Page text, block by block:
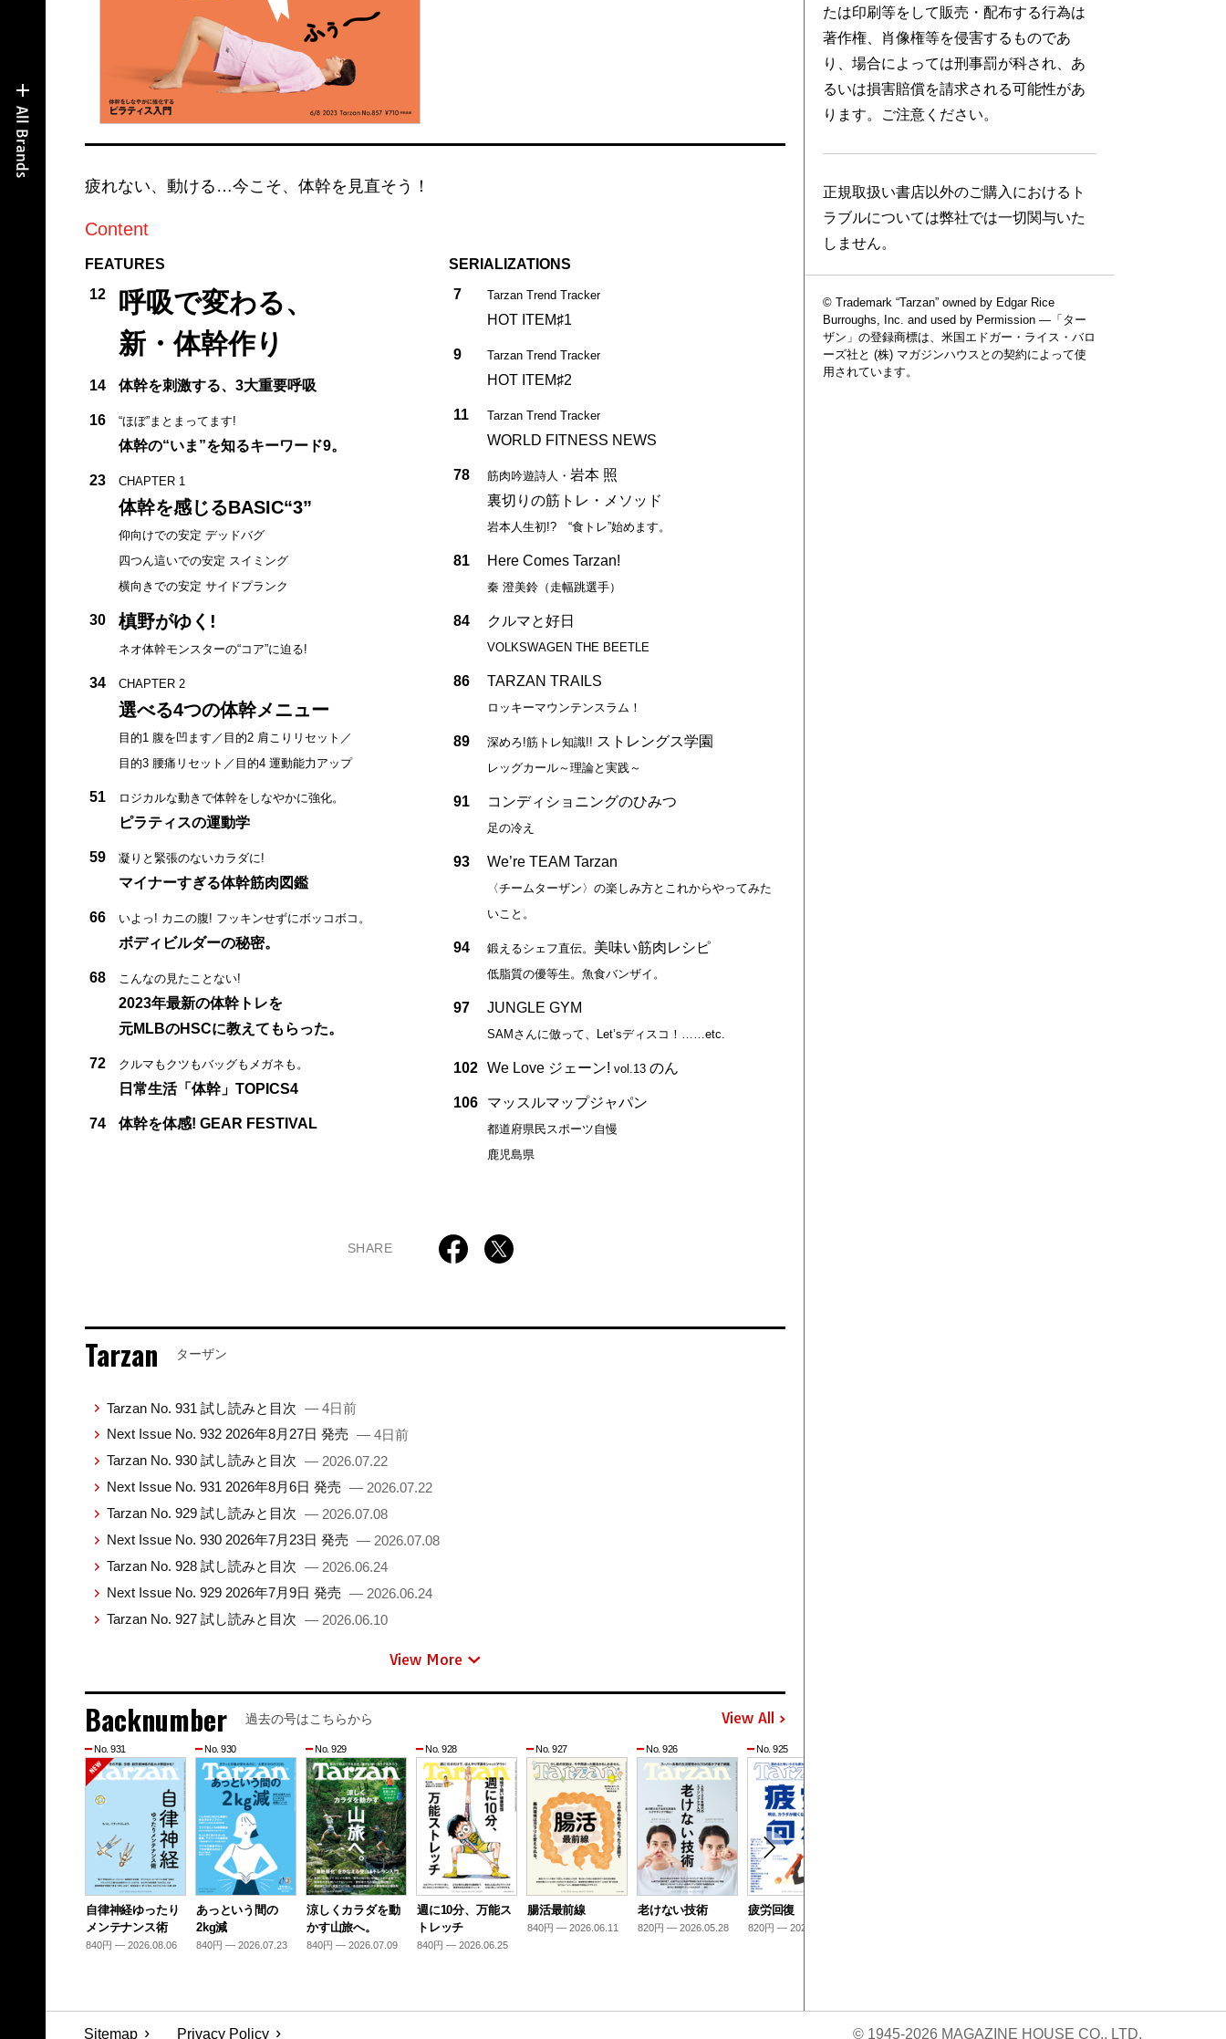
疲れない、動ける…今こそ、体幹を見直そう！
Content
FEATURES
12
呼吸で変わる、
新・体幹作り
14 体幹を刺激する、3大重要呼吸
16 “ほぼ”まとまってます!
体幹の“いま”を知るキーワード9。
23 CHAPTER 1
体幹を感じるBASIC“3”
仰向けでの安定 デッドバグ
四つん這いでの安定 スイミング
横向きでの安定 サイドプランク
30 槙野がゆく!
ネオ体幹モンスターの“コア”に迫る!
34 CHAPTER 2
選べる4つの体幹メニュー
目的1 腹を凹ます／目的2 肩こりリセット／
目的3 腰痛リセット／目的4 運動能力アップ
51 ロジカルな動きで体幹をしなやかに強化。
ピラティスの運動学
59 凝りと緊張のないカラダに!
マイナーすぎる体幹筋肉図鑑
66 いよっ! カニの腹! フッキンせずにボッコボコ。
ボディビルダーの秘密。
68 こんなの見たことない!
2023年最新の体幹トレを
元MLBのHSCに教えてもらった。
72 クルマもクツもバッグもメガネも。
日常生活「体幹」TOPICS4
74 体幹を体感! GEAR FESTIVAL
SERIALIZATIONS
7
Tarzan Trend Tracker
HOT ITEM♯1
9 Tarzan Trend Tracker
HOT ITEM♯2
11 Tarzan Trend Tracker
WORLD FITNESS NEWS
78 筋肉吟遊詩人・ 岩本 照
裏切りの筋トレ・メソッド
岩本人生初!? “食トレ”始めます。
81 Here Comes Tarzan!
秦 澄美鈴（走幅跳選手）
84 クルマと好日
VOLKSWAGEN THE BEETLE
86 TARZAN TRAILS
ロッキーマウンテンスラム！
89 深めろ!筋トレ知識!! ストレングス学園
レッグカール～理論と実践～
91 コンディショニングのひみつ
足の冷え
93 We’re TEAM Tarzan
〈チームターザン〉の楽しみ方とこれからやってみた
いこと。
94 鍛えるシェフ直伝。 美味い筋肉レシピ
低脂質の優等生。魚食バンザイ。
97 JUNGLE GYM
SAMさんに倣って、Let’sディスコ！……etc.
102 We Love ジェーン! vol.13のん
106 マッスルマップジャパン
都道府県民スポーツ自慢
鹿児島県
SHARE
Tarzan ターザン
Tarzan No. 931 試し読みと目次 — 4日前
Next Issue No. 932 2026年8月27日 発売 — 4日前
Tarzan No. 930 試し読みと目次 — 2026.07.22
Next Issue No. 931 2026年8月6日 発売 — 2026.07.22
Tarzan No. 929 試し読みと目次 — 2026.07.08
Next Issue No. 930 2026年7月23日 発売 — 2026.07.08
Tarzan No. 928 試し読みと目次 — 2026.06.24
Next Issue No. 929 2026年7月9日 発売 — 2026.06.24
Tarzan No. 927 試し読みと目次 — 2026.06.10
View More
Backnumber 過去の号はこちらから View All
No. 931
自律神経ゆったり
メンテナンス術
840円 — 2026.08.06
No. 930
あっという間の
2kg減
840円 — 2026.07.23
No. 929
涼しくカラダを動
かす山旅へ。
840円 — 2026.07.09
No. 928
週に10分、万能ス
トレッチ
840円 — 2026.06.25
No. 927
腸活最前線
840円 — 2026.06.11
No. 926
老けない技術
820円 — 2026.05.28
No. 925
疲労回復
820円 — 2026.05.14
たは印刷等をして販売・配布する行為は
著作権、肖像権等を侵害するものであ
り、場合によっては刑事罰が科され、あ
るいは損害賠償を請求される可能性があ
ります。ご注意ください。
正規取扱い書店以外のご購入におけるト
ラブルについては弊社では一切関与いた
しません。
© Trademark “Tarzan” owned by Edgar Rice
Burroughs, Inc. and used by Permission —「ター
ザン」の登録商標は、米国エドガー・ライス・バロ
ーズ社と (株) マガジンハウスとの契約によって使
用されています。
Sitemap Privacy Policy © 1945-2026 MAGAZINE HOUSE CO., LTD.